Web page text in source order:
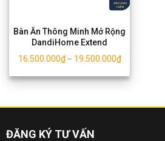
Bàn Ăn Thông Minh Mở Rộng
DandiHome Extend
16.500.000₫– 19.500.000₫
ĐĂNG KÝ TƯ VẤN